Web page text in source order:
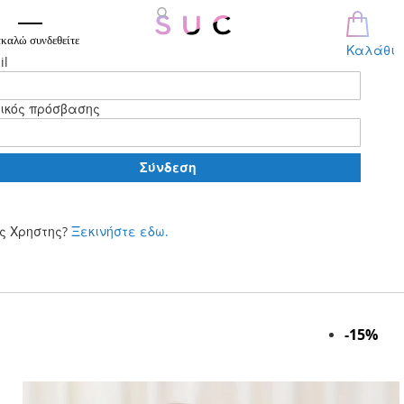
Καλάθι
συνδεθείτε
πρόσβασης
Σύνδεση
Χρηστης? Ξεκινήστε εδω.
περιεχόμενο
-15%